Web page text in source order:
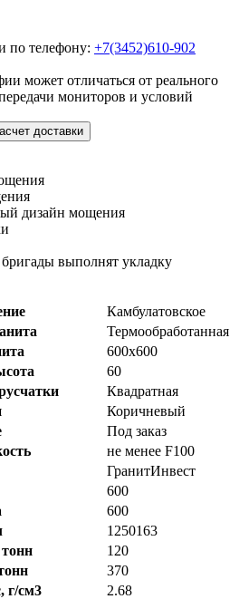
по телефону: +7(3452)610-902
может отличаться от реального
мониторов и условий
дизайн мощения
выполнят укладку
Камбулатовское
Термообработанная
600х600
60
Квадратная
Коричневый
Под заказ
не менее F100
ГранитИнвест
600
600
1250163
120
370
г/см3
2.68